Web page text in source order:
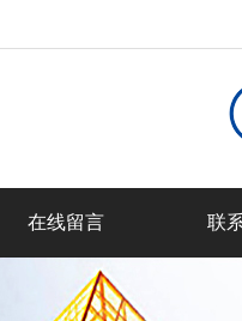
在线留言 联